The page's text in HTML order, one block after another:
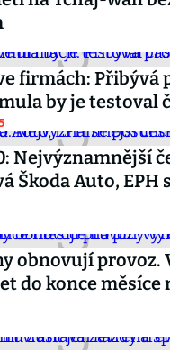
firmách: Přibývá
by je testoval
Nejvýznamnější
Škoda Auto, EPH
obnovují provoz.
do konce měsíce